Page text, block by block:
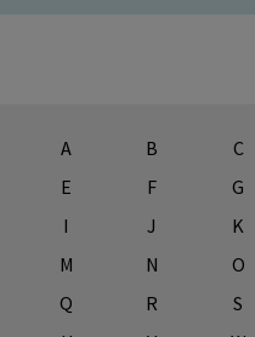
A B C
E
F G
I
J K
M
N O
Q
R S